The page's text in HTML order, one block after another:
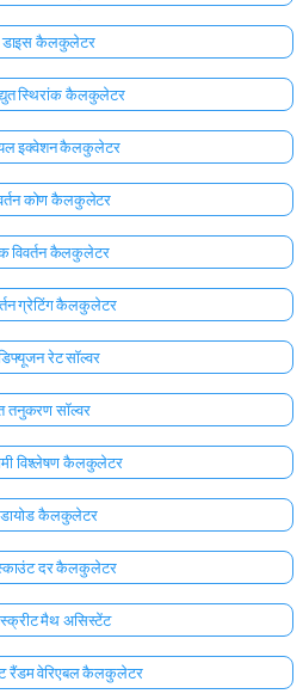
डाइस कैलकुलेटर
स्थिरांक कैलकुलेटर
इक्वेशन कैलकुलेटर
कोण कैलकुलेटर
विवर्तन कैलकुलेटर
ग्रेटिंग कैलकुलेटर
रेट सॉल्वर
तनुकरण सॉल्वर
विश्लेषण कैलकुलेटर
कैलकुलेटर
दर कैलकुलेटर
मैथ असिस्टेंट
रैंडम वेरिएबल कैलकुलेटर